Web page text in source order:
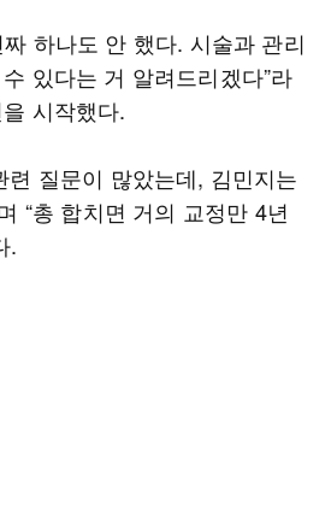
하나도 안 했다. 시술과 관리
있다는 거 알려드리겠다”라
시작했다.
질문이 많았는데, 김민지는
“총 합치면 거의 교정만 4년
.